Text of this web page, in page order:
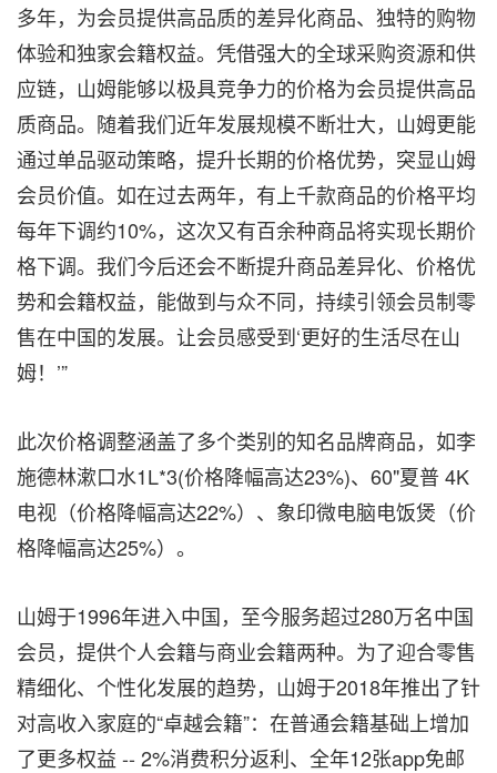
多年，为会员提供高品质的差异化商品、独特的购物
体验和独家会籍权益。凭借强大的全球采购资源和供
应链，山姆能够以极具竞争力的价格为会员提供高品
质商品。随着我们近年发展规模不断壮大，山姆更能
通过单品驱动策略，提升长期的价格优势，突显山姆
会员价值。如在过去两年，有上千款商品的价格平均
每年下调约10%，这次又有百余种商品将实现长期价
格下调。我们今后还会不断提升商品差异化、价格优
势和会籍权益，能做到与众不同，持续引领会员制零
售在中国的发展。让会员感受到‘更好的生活尽在山
姆！’”
此次价格调整涵盖了多个类别的知名品牌商品，如李
施德林漱口水1L*3(价格降幅高达23%)、60"夏普 4K
电视（价格降幅高达22%）、象印微电脑电饭煲（价
格降幅高达25%）。
山姆于1996年进入中国，至今服务超过280万名中国
会员，提供个人会籍与商业会籍两种。为了迎合零售
精细化、个性化发展的趋势，山姆于2018年推出了针
对高收入家庭的“卓越会籍”：在普通会籍基础上增加
了更多权益 -- 2%消费积分返利、全年12张app免邮